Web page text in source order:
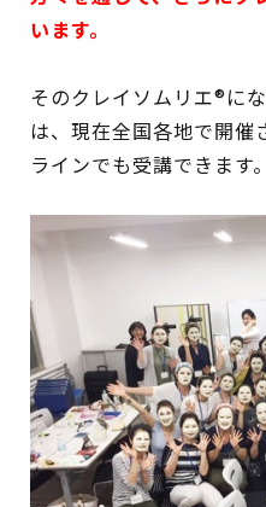
います。
そのクレイソムリエ®に
は、現在全国各地で開催
ラインでも受講できます。